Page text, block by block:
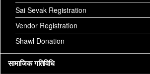
Sai Sevak Registration
Vendor Registration
Shawl Donation
सामाजिक गतिविधि